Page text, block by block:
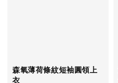
森氧薄荷條紋短袖圓領上
衣